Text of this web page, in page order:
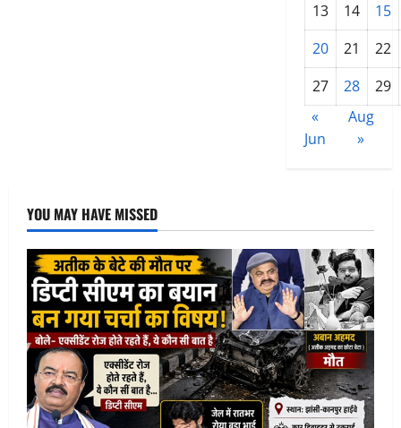
13
14
15
20
21
22
27
28
29
«
Jun
Aug
»
YOU MAY HAVE MISSED